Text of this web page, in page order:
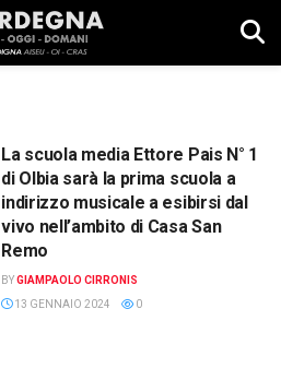
La scuola media Ettore Pais N° 1
di Olbia sarà la prima scuola a
indirizzo musicale a esibirsi dal
vivo nell’ambito di Casa San
Remo
BYGIAMPAOLO CIRRONIS
13 GENNAIO 2024
0